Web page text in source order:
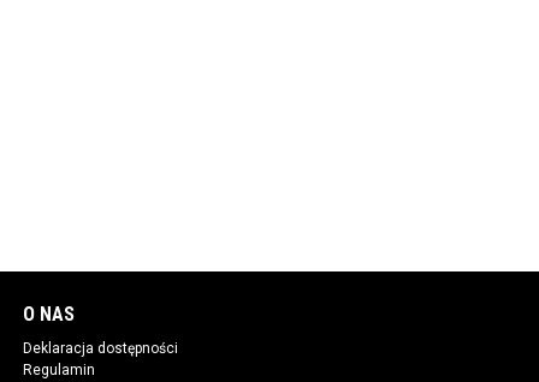
O NAS
Deklaracja dostępności
Regulamin